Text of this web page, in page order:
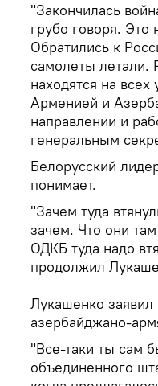
"Закончилась
грубо говоря. Это
Обратились к
самолеты летали.
находятся на
Арменией и
направлении и
генеральным
Белорусский
понимает.
"Зачем туда
зачем. Что они
ОДКБ туда надо
продолжил
Лукашенко заявил
азербайджано-
"Все-таки ты сам
объединенного